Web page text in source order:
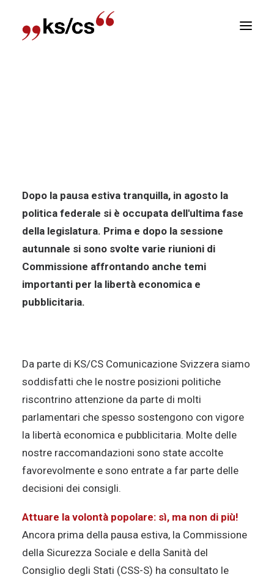
Dopo la pausa estiva tranquilla, in agosto la
politica federale si è occupata dell'ultima fase
della legislatura. Prima e dopo la sessione
autunnale si sono svolte varie riunioni di
Commissione affrontando anche temi
importanti per la libertà economica e
pubblicitaria.
Da parte di KS/CS Comunicazione Svizzera siamo
soddisfatti che le nostre posizioni politiche
riscontrino attenzione da parte di molti
parlamentari che spesso sostengono con vigore
la libertà economica e pubblicitaria. Molte delle
nostre raccomandazioni sono state accolte
favorevolmente e sono entrate a far parte delle
decisioni dei consigli.
Attuare la volontà popolare: sì, ma non di più!
Ancora prima della pausa estiva, la Commissione
della Sicurezza Sociale e della Sanità del
Consiglio degli Stati (CSS-S) ha consultato le